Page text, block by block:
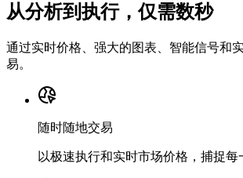
从分析到执行，仅需数秒
通过实时价格、强大的图表、智能信号和
易。
随时随地交易
以极速执行和实时市场价格，捕捉每